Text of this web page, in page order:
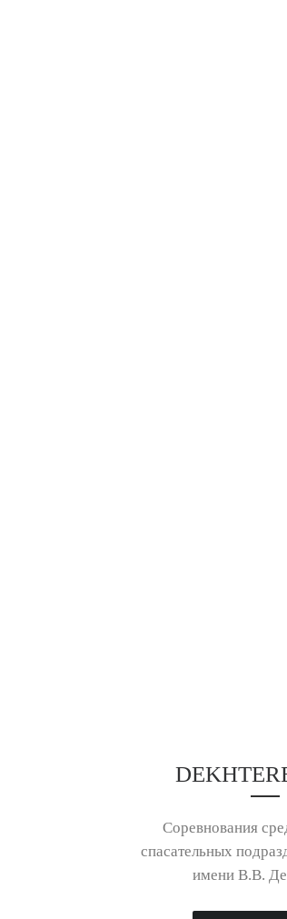
Соревнования
спасательных
имени В.В.